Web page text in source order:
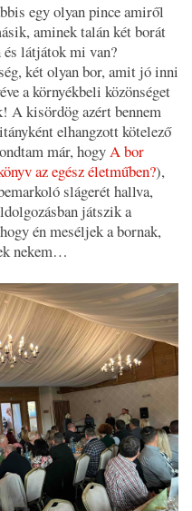
egy olyan pince amiről
aminek talán két borát
látjátok mi van?
két olyan bor, amit jó inni
a környékbeli közönséget
A kisördög azért bennem
elhangzott kötelező
már, hogyA bor
az egész életműben?),
slágerét hallva,
játszik a
én meséljek a bornak,
nekem…